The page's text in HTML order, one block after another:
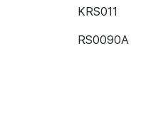
KRS011
RS0090A